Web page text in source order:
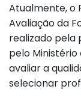
Atualmente, o
Avaliação da
realizado pela
pelo
avaliar a
selecionar